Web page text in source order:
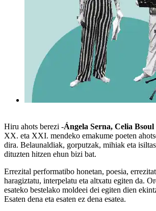
Hiru ahots berezi -Ángela Serna, Celia
XX. eta XXI. mendeko emakume poeten
dira. Belaunaldiak, gorputzak, mihiak eta
dituzten hitzen ehun bizi bat.
Errezital performatibo honetan, poesia,
haragiztatu, interpelatu eta altxatu egiten da.
esateko bestelako moldeei dei egiten dien
Esaten dena eta esaten ez dena esatea.